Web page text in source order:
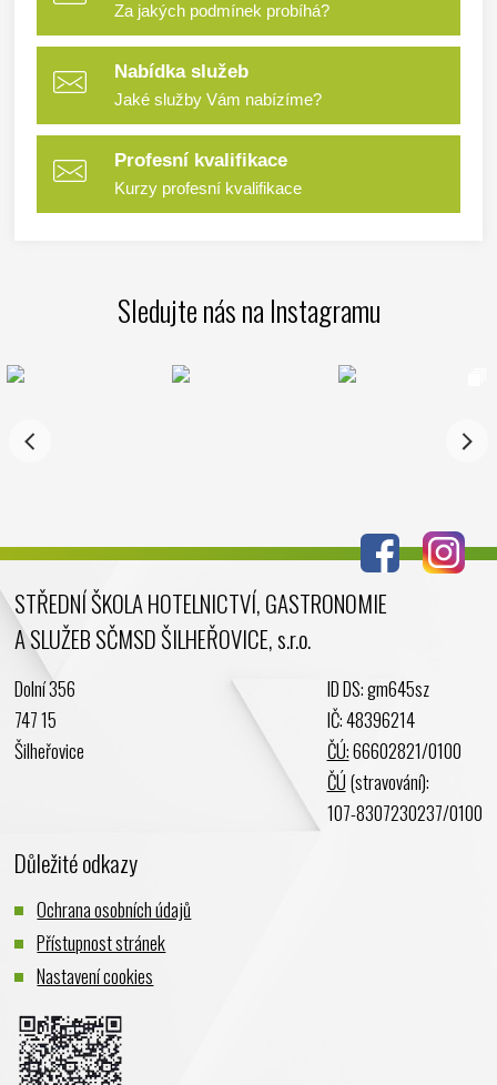
Za jakých podmínek probíhá?
Nabídka služeb
Jaké služby Vám nabízíme?
Profesní kvalifikace
Kurzy profesní kvalifikace
Sledujte nás na Instagramu
STŘEDNÍ ŠKOLA HOTELNICTVÍ, GASTRONOMIE
A SLUŽEB SČMSD ŠILHEŘOVICE, s.r.o.
Dolní 356
747 15
Šilheřovice
ID DS: gm645sz
IČ: 48396214
ČÚ:66602821/0100
ČÚ (stravování):
107-8307230237/0100
Důležité odkazy
Ochrana osobních údajů
Přístupnost stránek
Nastavení cookies